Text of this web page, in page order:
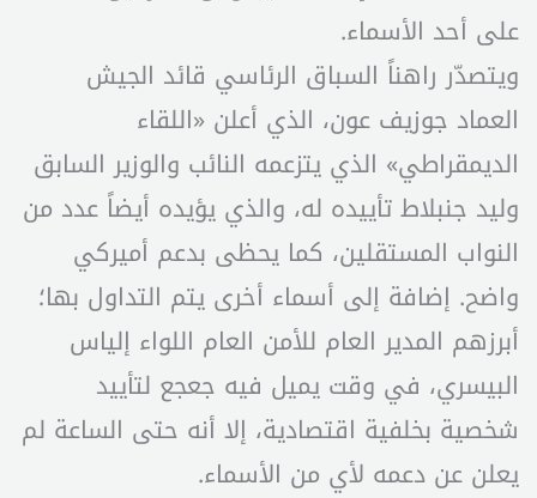
على أحد الأسماء.
ويتصدّر راهناً السباق الرئاسي قائد الجيش
العماد جوزيف عون، الذي أعلن «اللقاء
الديمقراطي» الذي يتزعمه النائب والوزير السابق
وليد جنبلاط تأييده له، والذي يؤيده أيضاً عدد من
النواب المستقلين، كما يحظى بدعم أميركي
واضح. إضافة إلى أسماء أخرى يتم التداول بها؛
أبرزهم المدير العام للأمن العام اللواء إلياس
البيسري، في وقت يميل فيه جعجع لتأييد
شخصية بخلفية اقتصادية، إلا أنه حتى الساعة لم
يعلن عن دعمه لأي من الأسماء.